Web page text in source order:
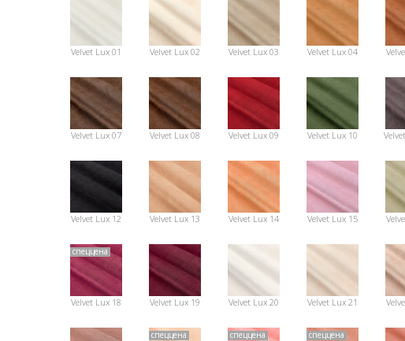
Velvet Lux 01 Velvet Lux 02 Velvet Lux 03 Velvet Lux 04
Velvet Lux 07 Velvet Lux 08 Velvet Lux 09 Velvet Lux 10
Velvet Lux 12 Velvet Lux 13 Velvet Lux 14 Velvet Lux 15
спеццена
Velvet Lux 18 Velvet Lux 19 Velvet Lux 20 Velvet Lux 21
спеццена спеццена спеццена